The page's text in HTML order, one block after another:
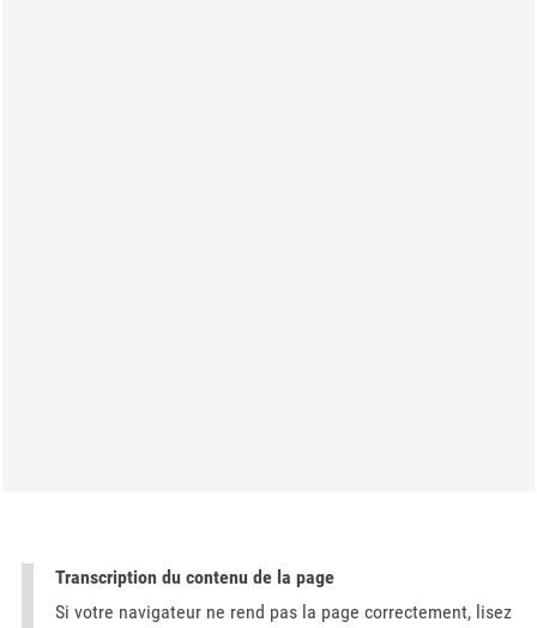
Transcription du contenu de la page
Si votre navigateur ne rend pas la page correctement, lisez